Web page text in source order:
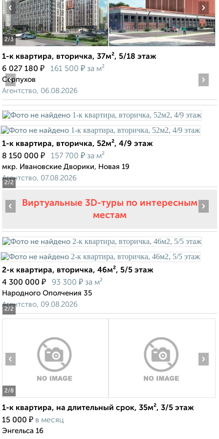
2/3
‹ ›
1-к квартира, вторичка, 37м², 5/18 этаж
6 027 180 ₽ 161 500 ₽ за м²
Серпухов
Агентство, 06.08.2026
2/2
‹ ›
1-к квартира, вторичка, 52м², 4/9 этаж
8 150 000 ₽ 157 700 ₽ за м²
мкр. Ивановские Дворики, Новая 19
Агентство, 07.08.2026
Виртуальные 3D-туры по интересным
местам
2/2
‹ ›
2-к квартира, вторичка, 46м², 5/5 этаж
4 300 000 ₽ 93 300 ₽ за м²
Народного Ополчения 35
Агентство, 09.08.2026
2/8
‹ ›
1-к квартира, на длительный срок, 35м², 3/5 этаж
15 000 ₽ в месяц
Энгельса 16